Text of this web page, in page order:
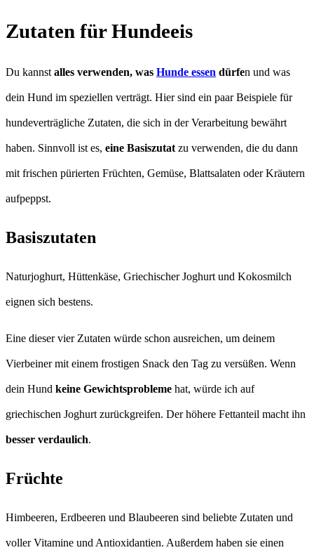
Zutaten für Hundeeis
Du kannst alles verwenden, was Hunde essen dürfen und was
dein Hund im speziellen verträgt. Hier sind ein paar Beispiele für
hundeverträgliche Zutaten, die sich in der Verarbeitung bewährt
haben. Sinnvoll ist es, eine Basiszutat zu verwenden, die du dann
mit frischen pürierten Früchten, Gemüse, Blattsalaten oder Kräutern
aufpeppst.
Basiszutaten
Naturjoghurt, Hüttenkäse, Griechischer Joghurt und Kokosmilch
eignen sich bestens.
Eine dieser vier Zutaten würde schon ausreichen, um deinem
Vierbeiner mit einem frostigen Snack den Tag zu versüßen. Wenn
dein Hund keine Gewichtsprobleme hat, würde ich auf
griechischen Joghurt zurückgreifen. Der höhere Fettanteil macht ihn
besser verdaulich.
Früchte
Himbeeren, Erdbeeren und Blaubeeren sind beliebte Zutaten und
voller Vitamine und Antioxidantien. Außerdem haben sie einen